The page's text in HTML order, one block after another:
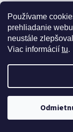
Používame
prehliadanie
neustále
Viac informácií tu.
Doprava